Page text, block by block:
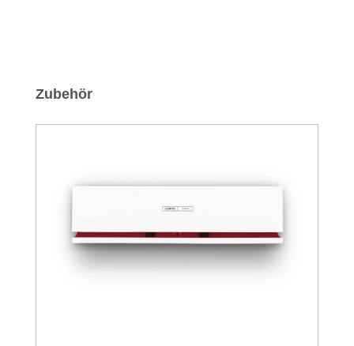
Produktgalerie überspringen
Zubehör